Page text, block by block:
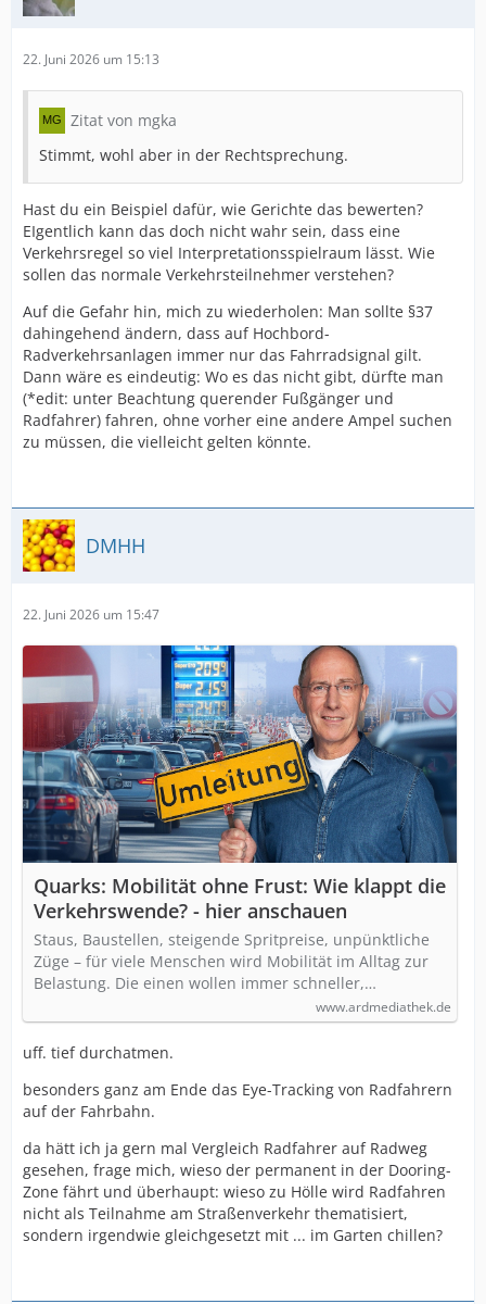
22. Juni 2026 um 15:13
Zitat von mgka
Stimmt, wohl aber in der Rechtsprechung.
Hast du ein Beispiel dafür, wie Gerichte das bewerten?
EIgentlich kann das doch nicht wahr sein, dass eine
Verkehrsregel so viel Interpretationsspielraum lässt. Wie
sollen das normale Verkehrsteilnehmer verstehen?
Auf die Gefahr hin, mich zu wiederholen: Man sollte §37
dahingehend ändern, dass auf Hochbord-
Radverkehrsanlagen immer nur das Fahrradsignal gilt.
Dann wäre es eindeutig: Wo es das nicht gibt, dürfte man
(*edit: unter Beachtung querender Fußgänger und
Radfahrer) fahren, ohne vorher eine andere Ampel suchen
zu müssen, die vielleicht gelten könnte.
DMHH
22. Juni 2026 um 15:47
Quarks: Mobilität ohne Frust: Wie klappt die
Verkehrswende? - hier anschauen
Staus, Baustellen, steigende Spritpreise, unpünktliche
Züge – für viele Menschen wird Mobilität im Alltag zur
Belastung. Die einen wollen immer schneller,…
www.ardmediathek.de
uff. tief durchatmen.
besonders ganz am Ende das Eye-Tracking von Radfahrern
auf der Fahrbahn.
da hätt ich ja gern mal Vergleich Radfahrer auf Radweg
gesehen, frage mich, wieso der permanent in der Dooring-
Zone fährt und überhaupt: wieso zu Hölle wird Radfahren
nicht als Teilnahme am Straßenverkehr thematisiert,
sondern irgendwie gleichgesetzt mit ... im Garten chillen?